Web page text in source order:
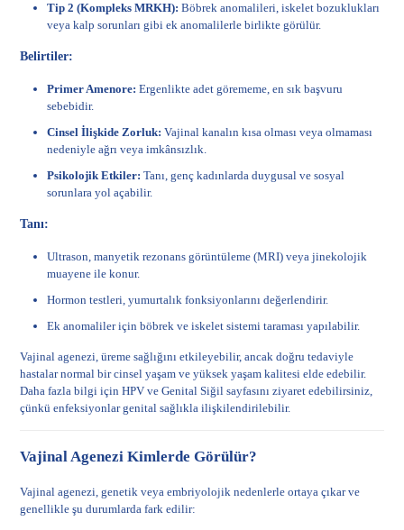
Tip 2 (Kompleks MRKH): Böbrek anomalileri, iskelet bozuklukları
veya kalp sorunları gibi ek anomalilerle birlikte görülür.
Belirtiler:
Primer Amenore: Ergenlikte adet görememe, en sık başvuru
sebebidir.
Cinsel İlişkide Zorluk: Vajinal kanalın kısa olması veya olmaması
nedeniyle ağrı veya imkânsızlık.
Psikolojik Etkiler: Tanı, genç kadınlarda duygusal ve sosyal
sorunlara yol açabilir.
Tanı:
Ultrason, manyetik rezonans görüntüleme (MRI) veya jinekolojik
muayene ile konur.
Hormon testleri, yumurtalık fonksiyonlarını değerlendirir.
Ek anomaliler için böbrek ve iskelet sistemi taraması yapılabilir.
Vajinal agenezi, üreme sağlığını etkileyebilir, ancak doğru tedaviyle
hastalar normal bir cinsel yaşam ve yüksek yaşam kalitesi elde edebilir.
Daha fazla bilgi içinHPV ve Genital Siğil sayfasını ziyaret edebilirsiniz,
çünkü enfeksiyonlar genital sağlıkla ilişkilendirilebilir.
Vajinal Agenezi Kimlerde Görülür?
Vajinal agenezi, genetik veya embriyolojik nedenlerle ortaya çıkar ve
genellikle şu durumlarda fark edilir: